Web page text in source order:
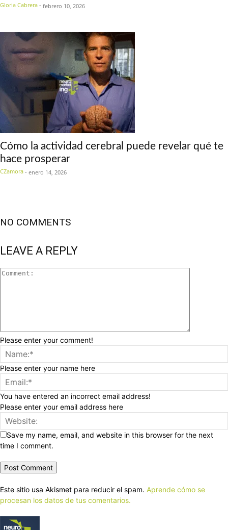
Gloria Cabrera - febrero 10, 2026
Cómo la actividad cerebral puede revelar qué te
hace prosperar
CZamora - enero 14, 2026
NO COMMENTS
LEAVE A REPLY
Please enter your comment!
Please enter your name here
You have entered an incorrect email address!
Please enter your email address here
Save my name, email, and website in this browser for the next
time I comment.
Este sitio usa Akismet para reducir el spam. Aprende cómo se
procesan los datos de tus comentarios.